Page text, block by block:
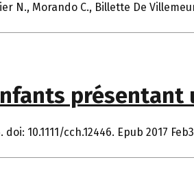
N., Morando C., Billette De
présentant
10.1111/cch.12446. Epub 2017